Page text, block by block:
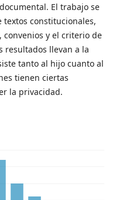
El trabajo se
constitucionales,
y el criterio de
resultados llevan a la
tanto al hijo cuanto al
tienen ciertas
la privacidad.